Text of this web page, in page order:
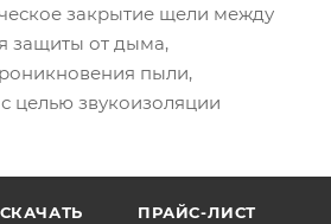
закрытие щели между
защиты от дыма,
пыли,
целью звукоизоляции
СКАЧАТЬ ПРАЙС-ЛИСТ